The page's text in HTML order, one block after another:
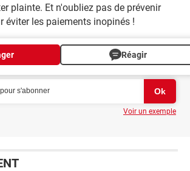
plainte. Et n'oubliez pas de prévenir
éviter les paiements inopinés !
Réagir
Voir un exemple